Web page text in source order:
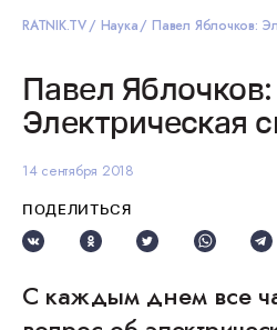
RATNIK.TV Наука Павел Яблочков:
Павел Яблочков:
Электрическая
14 сентября 2018
ПОДЕЛИТЬСЯ
С каждым днем все